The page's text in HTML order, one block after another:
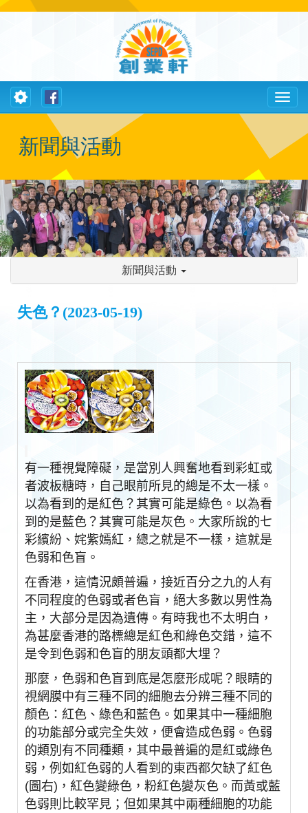
Toggle
Toggle
navigation
新聞與活動
新聞與活動
失色？(2023-05-19)
有一種視覺障礙，是當別人興奮地看到彩虹或
者波板糖時，自己眼前所見的總是不太一樣。
以為看到的是紅色？其實可能是綠色。以為看
到的是藍色？其實可能是灰色。大家所說的七
彩繽紛、姹紫嫣紅，總之就是不一樣，這就是
色弱和色盲。
在香港，這情況頗普遍，接近百分之九的人有
不同程度的色弱或者色盲，絕大多數以男性為
主，大部分是因為遺傳。有時我也不太明白，
為甚麼香港的路標總是紅色和綠色交錯，這不
是令到色弱和色盲的朋友頭都大埋？
那麼，色弱和色盲到底是怎麼形成呢？眼睛的
視網膜中有三種不同的細胞去分辨三種不同的
顏色：紅色、綠色和藍色。如果其中一種細胞
的功能部分或完全失效，便會造成色弱。色弱
的類別有不同種類，其中最普遍的是紅或綠色
弱，例如紅色弱的人看到的東西都欠缺了紅色
(圖右) ，紅色變綠色，粉紅色變灰色。而黃或藍
色弱則比較罕見；但如果其中兩種細胞的功能